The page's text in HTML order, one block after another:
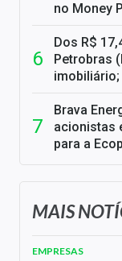
no Money
Dos R$
Petrobras
Brava
acionistas
para a
MAIS
EMPRESAS